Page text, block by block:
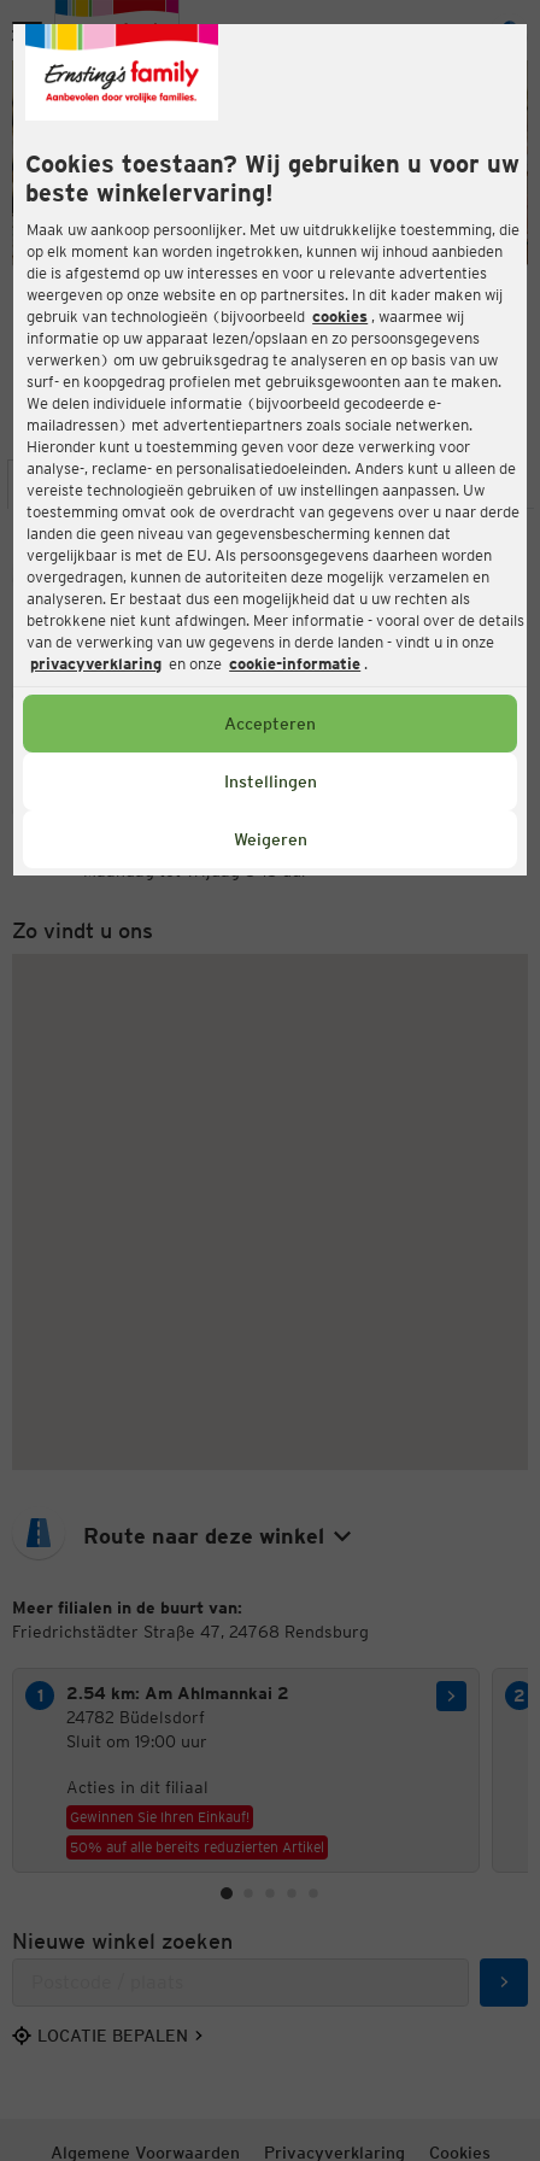
Cookies toestaan? Wij gebruiken u voor uw
beste winkelervaring!
Maak uw aankoop persoonlijker. Met uw uitdrukkelijke toestemming, die
op elk moment kan worden ingetrokken, kunnen wij inhoud aanbieden
die is afgestemd op uw interesses en voor u relevante advertenties
weergeven op onze website en op partnersites. In dit kader maken wij
gebruik van technologieën (bijvoorbeeld cookies , waarmee wij
informatie op uw apparaat lezen/opslaan en zo persoonsgegevens
verwerken) om uw gebruiksgedrag te analyseren en op basis van uw
surf- en koopgedrag profielen met gebruiksgewoonten aan te maken.
We delen individuele informatie (bijvoorbeeld gecodeerde e-
mailadressen) met advertentiepartners zoals sociale netwerken.
Hieronder kunt u toestemming geven voor deze verwerking voor
analyse-, reclame- en personalisatiedoeleinden. Anders kunt u alleen de
vereiste technologieën gebruiken of uw instellingen aanpassen. Uw
toestemming omvat ook de overdracht van gegevens over u naar derde
landen die geen niveau van gegevensbescherming kennen dat
vergelijkbaar is met de EU. Als persoonsgegevens daarheen worden
overgedragen, kunnen de autoriteiten deze mogelijk verzamelen en
analyseren. Er bestaat dus een mogelijkheid dat u uw rechten als
betrokkene niet kunt afdwingen. Meer informatie - vooral over de details
van de verwerking van uw gegevens in derde landen - vindt u in onze
privacyverklaring en onze cookie-informatie .
Accepteren
Instellingen
Weigeren
Menu
ERNSTING'S FAMILY-WINKEL
Friedrichstädter Straße 47
24768 Rendsburg
3,4
Beoordeling:
LOCATIE SERVICES ASSORTIMENT ACTIES
Ernsting's family
Friedrichstädter Straße 47, 24768 Rendsburg
Open
Openingstijden vandaag:
+31 (0) 543 20 50 15
Zo vindt u ons
Route naar deze winkel
Meer filialen in de buurt van:
Friedrichstädter Straße 47, 24768 Rendsburg
2.54 km: Am Ahlmannkai 2
24782 Büdelsdorf
Sluit om 19:00 uur
Acties in dit filiaal
Gewinnen Sie Ihren Einkauf!
50% auf alle bereits reduzierten Artikel
Nieuwe winkel zoeken
LOCATIE BEPALEN
Algemene Voorwaarden Privacyverklaring Cookies